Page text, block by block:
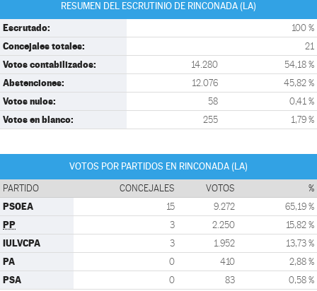
RESUMEN DEL ESCRUTINIO DE RINCONADA (LA)
Escrutado: 100 %
Concejales totales: 21
Votos contabilizados: 14.280 54,18 %
Abstenciones: 12.076 45,82 %
Votos nulos: 58 0,41 %
Votos en blanco: 255 1,79 %
VOTOS POR PARTIDOS EN RINCONADA (LA)
PARTIDO CONCEJALES VOTOS %
PSOEA 15 9.272 65,19 %
PP 3 2.250 15,82 %
IULVCPA 3 1.952 13,73 %
PA 0 410 2,88 %
PSA 0 83 0,58 %